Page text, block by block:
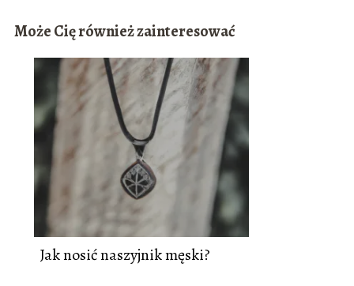
Może Cię również zainteresować
Jak nosić naszyjnik męski?